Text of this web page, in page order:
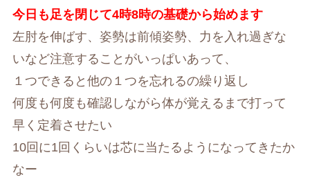
今日も足を閉じて4時8時の基礎から始めます
左肘を伸ばす、姿勢は前傾姿勢、力を入れ過ぎな
いなど注意することがいっぱいあって、
１つできると他の１つを忘れるの繰り返し
何度も何度も確認しながら体が覚えるまで打って
早く定着させたい
10回に1回くらいは芯に当たるようになってきたか
なー